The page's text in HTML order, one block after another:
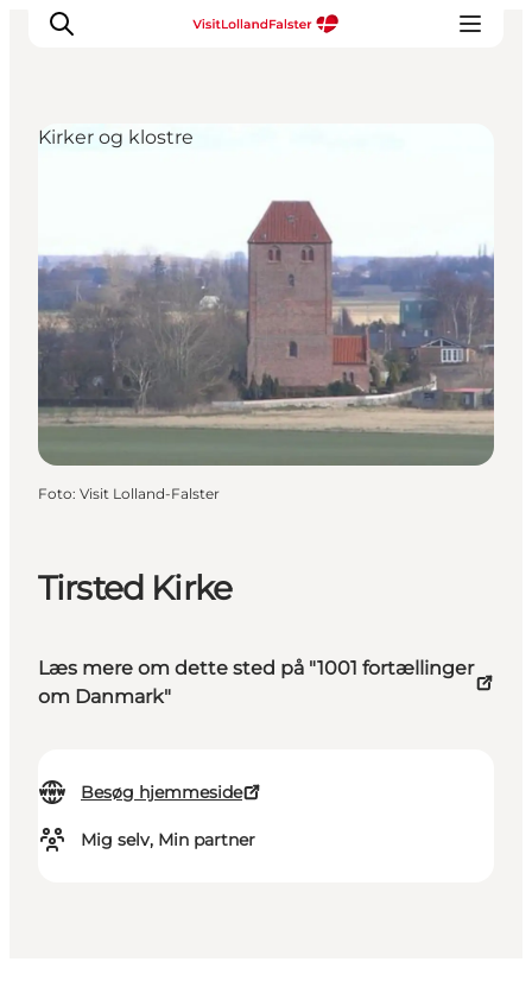
For børn
Kultur
Gastronomi
Planlæg din ferie
Tirsted Kirke
Læs mere om dette sted på "1001 fortællinger
om Danmark"
Besøg hjemmeside
Mig selv, Min partner
Kirker og klostre
Foto: Visit Lolland-Falster